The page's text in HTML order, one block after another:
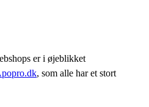
er i øjeblikket
, som alle har et stort